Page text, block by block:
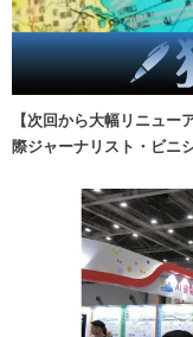
【次回から大幅リニュ
際ジャーナリスト・ビニ